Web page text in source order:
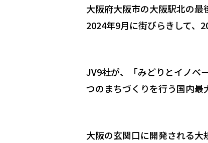
大阪府大阪市の大阪駅北の
2024年9月に街びらきして、
JV9社が、「みどりとイノベ
つのまちづくりを行う国内最
大阪の玄関口に開発される大